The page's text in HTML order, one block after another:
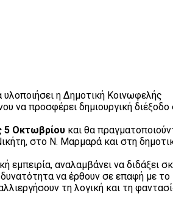
η Δημοτική Κοινωφελής
να προσφέρει δημιουργική
5 Οκτωβρίου και θα
στο Ν. Μαρμαρά και στη
εμπειρία, αναλαμβάνει να διδάξει
να έρθουν σε επαφή με το
τη λογική και τη